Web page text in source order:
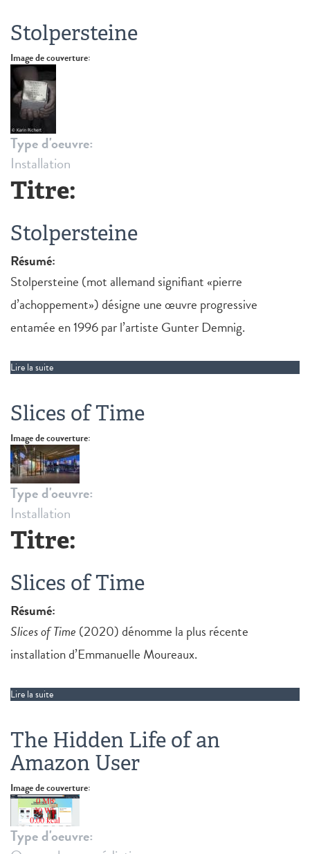
Stolpersteine
Image de couverture:
Type d'oeuvre:
Installation
Titre:
Stolpersteine
Résumé:
Stolpersteine (mot allemand signifiant «pierre
d’achoppement») désigne une œuvre progressive
entamée en 1996 par l’artiste Gunter Demnig.
Lire la suite
Slices of Time
Image de couverture:
Type d'oeuvre:
Installation
Titre:
Slices of Time
Résumé:
Slices of Time (2020) dénomme la plus récente
installation d’Emmanuelle Moureaux.
Lire la suite
The Hidden Life of an
Amazon User
Image de couverture:
Type d'oeuvre: